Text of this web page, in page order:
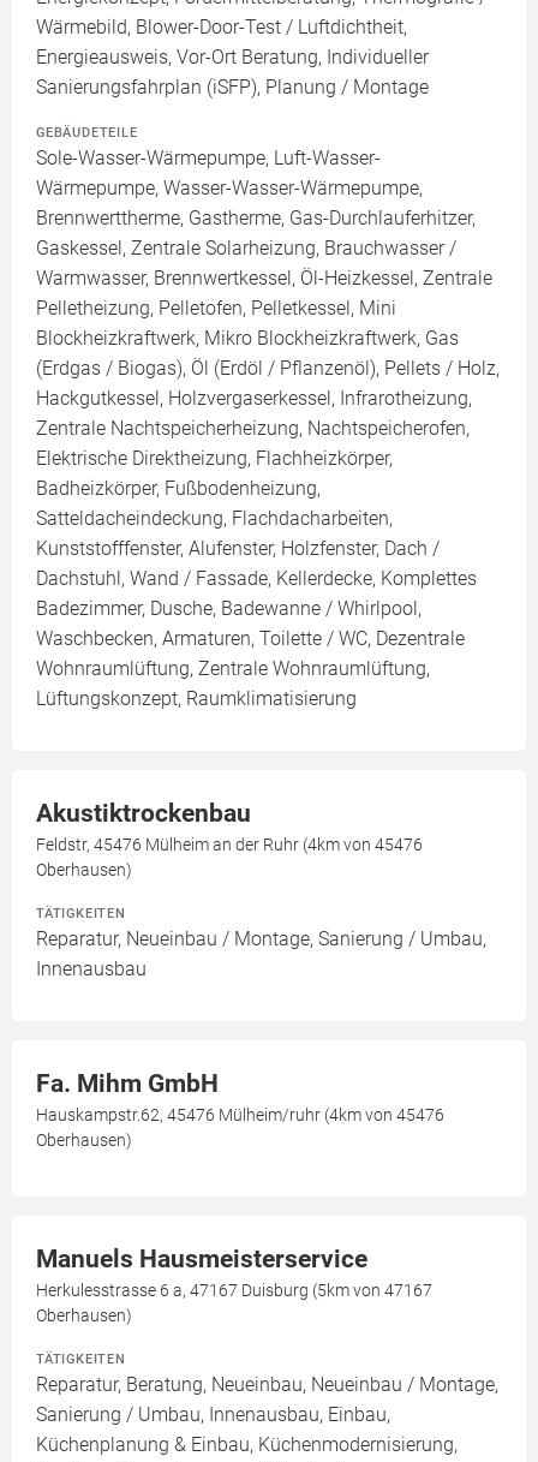
Wärmebild, Blower-Door-Test / Luftdichtheit,
Energieausweis, Vor-Ort Beratung, Individueller
Sanierungsfahrplan (iSFP), Planung / Montage
GEBÄUDETEILE
Sole-Wasser-Wärmepumpe, Luft-Wasser-
Wärmepumpe, Wasser-Wasser-Wärmepumpe,
Brennwerttherme, Gastherme, Gas-Durchlauferhitzer,
Gaskessel, Zentrale Solarheizung, Brauchwasser /
Warmwasser, Brennwertkessel, Öl-Heizkessel, Zentrale
Pelletheizung, Pelletofen, Pelletkessel, Mini
Blockheizkraftwerk, Mikro Blockheizkraftwerk, Gas
(Erdgas / Biogas), Öl (Erdöl / Pflanzenöl), Pellets / Holz,
Hackgutkessel, Holzvergaserkessel, Infrarotheizung,
Zentrale Nachtspeicherheizung, Nachtspeicherofen,
Elektrische Direktheizung, Flachheizkörper,
Badheizkörper, Fußbodenheizung,
Satteldacheindeckung, Flachdacharbeiten,
Kunststofffenster, Alufenster, Holzfenster, Dach /
Dachstuhl, Wand / Fassade, Kellerdecke, Komplettes
Badezimmer, Dusche, Badewanne / Whirlpool,
Waschbecken, Armaturen, Toilette / WC, Dezentrale
Wohnraumlüftung, Zentrale Wohnraumlüftung,
Lüftungskonzept, Raumklimatisierung
Akustiktrockenbau
Feldstr, 45476 Mülheim an der Ruhr (4km von 45476
Oberhausen)
TÄTIGKEITEN
Reparatur, Neueinbau / Montage, Sanierung / Umbau,
Innenausbau
Fa. Mihm GmbH
Hauskampstr.62, 45476 Mülheim/ruhr (4km von 45476
Oberhausen)
Manuels Hausmeisterservice
Herkulesstrasse 6 a, 47167 Duisburg (5km von 47167
Oberhausen)
TÄTIGKEITEN
Reparatur, Beratung, Neueinbau, Neueinbau / Montage,
Sanierung / Umbau, Innenausbau, Einbau,
Küchenplanung & Einbau, Küchenmodernisierung,